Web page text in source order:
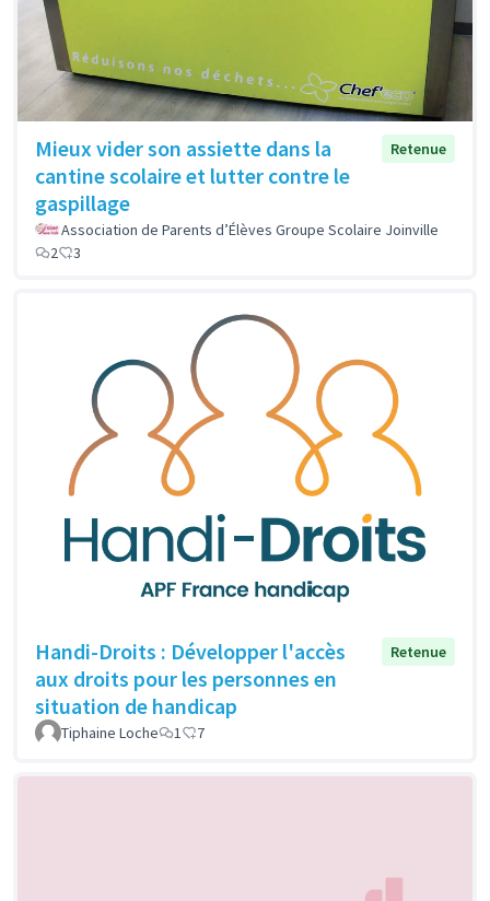
Mieux vider son assiette dans la
cantine scolaire et lutter contre le
gaspillage
Retenue
Association de Parents d’Élèves Groupe Scolaire Joinville
2
3
Handi-Droits : Développer l'accès
aux droits pour les personnes en
situation de handicap
Retenue
Tiphaine Loche 1 7